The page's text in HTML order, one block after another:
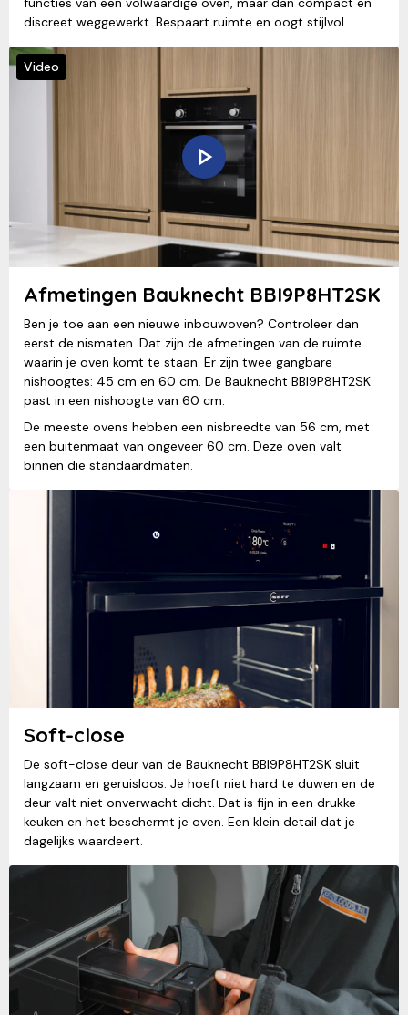
discreet weggewerkt. Bespaart ruimte en oogt stijlvol.
Video
Afmetingen Bauknecht BBI9P8HT2SK
Ben je toe aan een nieuwe inbouwoven? Controleer dan
eerst de nismaten. Dat zijn de afmetingen van de ruimte
waarin je oven komt te staan. Er zijn twee gangbare
nishoogtes: 45 cm en 60 cm. De Bauknecht BBI9P8HT2SK
past in een nishoogte van 60 cm.
De meeste ovens hebben een nisbreedte van 56 cm, met
een buitenmaat van ongeveer 60 cm. Deze oven valt
binnen die standaardmaten.
Soft-close
De soft-close deur van de Bauknecht BBI9P8HT2SK sluit
langzaam en geruisloos. Je hoeft niet hard te duwen en de
deur valt niet onverwacht dicht. Dat is fijn in een drukke
keuken en het beschermt je oven. Een klein detail dat je
dagelijks waardeert.